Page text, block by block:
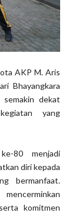
AKP M. Aris
Bhayangkara
dekat
yang
80 menjadi
diri kepada
bermanfaat.
komitmen